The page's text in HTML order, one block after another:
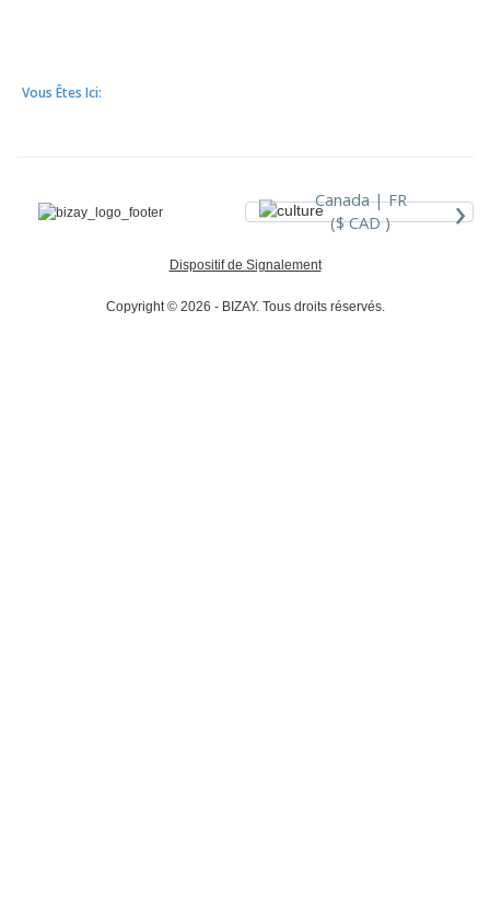
Vous Êtes Ici:
Canada |FR
($ CAD )
›
Dispositif de Signalement
Copyright © 2026 - BIZAY. Tous droits réservés.